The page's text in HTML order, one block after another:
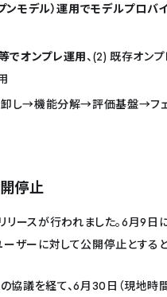
ンモデル）運用でモデルプロバ
オンプレ運用、(2) 既存オン
卸し→機能分解→評価基盤→フ
停止
ースが行われました。6月9日
ーに対して公開停止とすると
議を経て、6月30日（現地時